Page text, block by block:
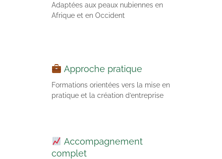
Adaptées aux peaux nubiennes en
Afrique et en Occident
Approche pratique
Formations orientées vers la mise en
pratique et la création d’entreprise
Accompagnement
complet